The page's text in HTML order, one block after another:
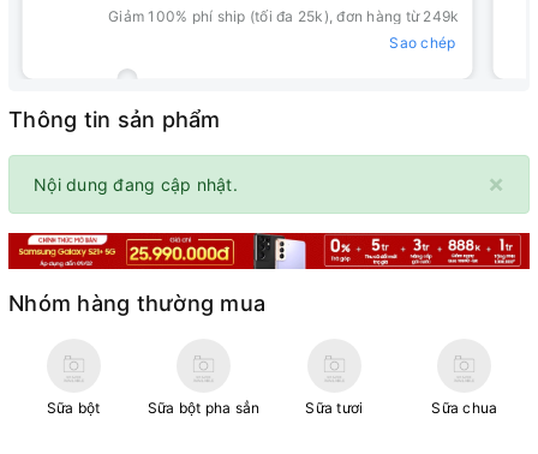
Giảm 100% phí ship (tối đa 25k), đơn hàng từ 249k
Sao chép
Thông tin sản phẩm
×
Nội dung đang cập nhật.
Nhóm hàng thường mua
Sữa bột Sữa bột pha sẳn Sữa tươi Sữa chua